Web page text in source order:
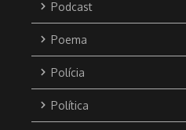
Podcast
Poema
Polícia
Política